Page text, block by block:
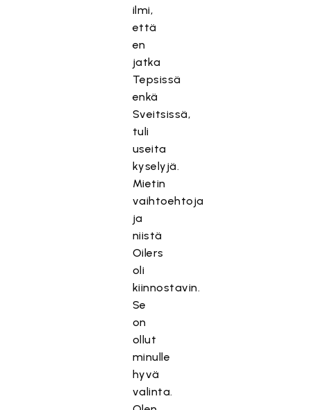
ilmi,
että
en
jatka
Tepsissä
enkä
Sveitsissä,
tuli
useita
kyselyjä.
Mietin
vaihtoehtoja
ja
niistä
Oilers
oli
kiinnostavin.
Se
on
ollut
minulle
hyvä
valinta.